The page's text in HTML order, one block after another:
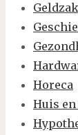
Horeca
Huis